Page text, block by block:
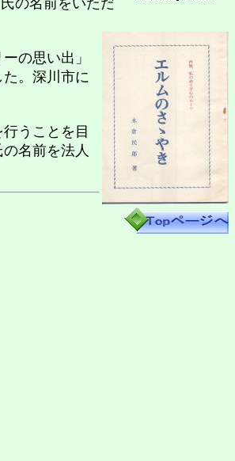
氏の名前をいただ
の思い出」
。深川市に
うことを目
名前を法人